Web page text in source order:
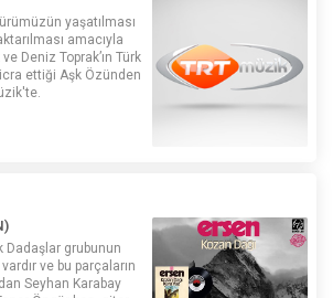
yaşatılması
amacıyla
Deniz Toprak’ın Türk
ettiği Aşk Özünden
Dadaşlar grubunun
ve bu parçaların
Seyhan Karabay